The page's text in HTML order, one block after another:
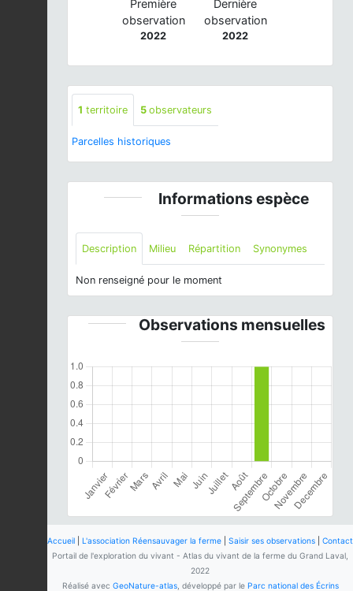
Première
observation
2022
Dernière
observation
2022
1 territoire 5 observateurs
Parcelles historiques
Informations espèce
Description Milieu Répartition Synonymes
Non renseigné pour le moment
Observations mensuelles
Accueil L'association Réensauvager la ferme Saisir ses observations
Contact
Portail de l'exploration du vivant - Atlas du vivant de la ferme du Grand Laval,
2022
Réalisé avec GeoNature-atlas, développé par le Parc national des Écrins